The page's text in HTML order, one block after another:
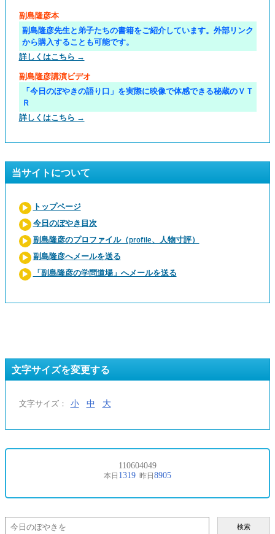
副島隆彦本
副島隆彦先生と弟子たちの書籍をご紹介しています。外部リンク
から購入することも可能です。
詳しくはこちら →
副島隆彦講演ビデオ
「今日のぼやきの語り口」を実際に映像で体感できる秘蔵のＶＴ
Ｒ
詳しくはこちら →
当サイトについて
トップページ
今日のぼやき目次
副島隆彦のプロファイル（profile、人物寸評）
副島隆彦へメールを送る
「副島隆彦の学問道場」へメールを送る
文字サイズを変更する
文字サイズ： 小 中 大
検索